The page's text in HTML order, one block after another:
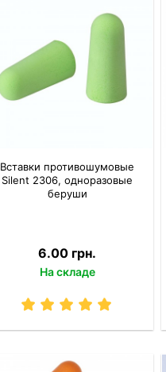
Вставки противошумовые
Silent 2306, одноразовые
беруши
6.00 грн.
На складе